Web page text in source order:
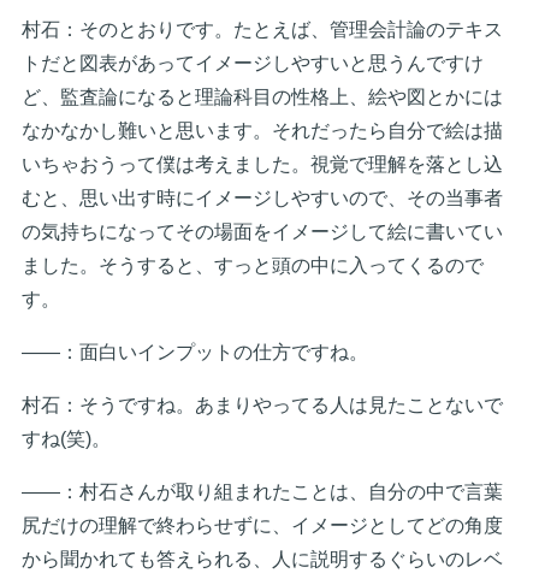
村石：そのとおりです。たとえば、管理会計論のテキス
トだと図表があってイメージしやすいと思うんですけ
ど、監査論になると理論科目の性格上、絵や図とかには
なかなかし難いと思います。それだったら自分で絵は描
いちゃおうって僕は考えました。視覚で理解を落とし込
むと、思い出す時にイメージしやすいので、その当事者
の気持ちになってその場面をイメージして絵に書いてい
ました。そうすると、すっと頭の中に入ってくるので
す。
――：面白いインプットの仕方ですね。
村石：そうですね。あまりやってる人は見たことないで
すね(笑)。
――：村石さんが取り組まれたことは、自分の中で言葉
尻だけの理解で終わらせずに、イメージとしてどの角度
から聞かれても答えられる、人に説明するぐらいのレベ